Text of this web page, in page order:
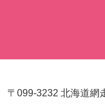
〒099-3232 北海道網